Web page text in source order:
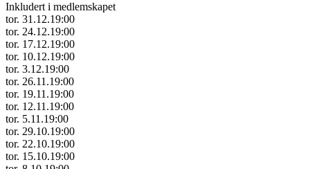
Inkludert i medlemskapet
tor. 31.12.19:00
tor. 24.12.19:00
tor. 17.12.19:00
tor. 10.12.19:00
tor. 3.12.19:00
tor. 26.11.19:00
tor. 19.11.19:00
tor. 12.11.19:00
tor. 5.11.19:00
tor. 29.10.19:00
tor. 22.10.19:00
tor. 15.10.19:00